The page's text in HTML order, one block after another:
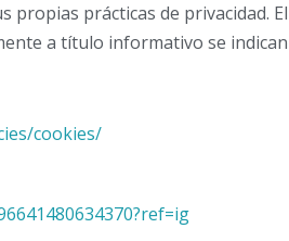
propias prácticas de privacidad.
a título informativo se
cookies/